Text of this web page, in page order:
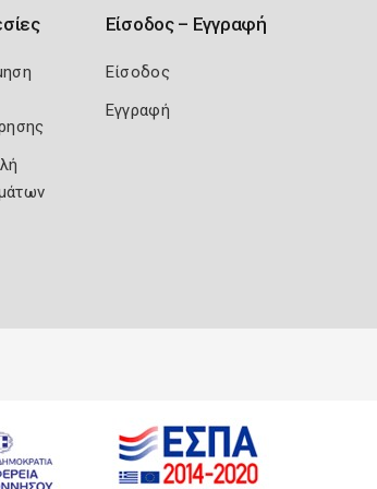
Είσοδος – Εγγραφή
Είσοδος
Εγγραφή